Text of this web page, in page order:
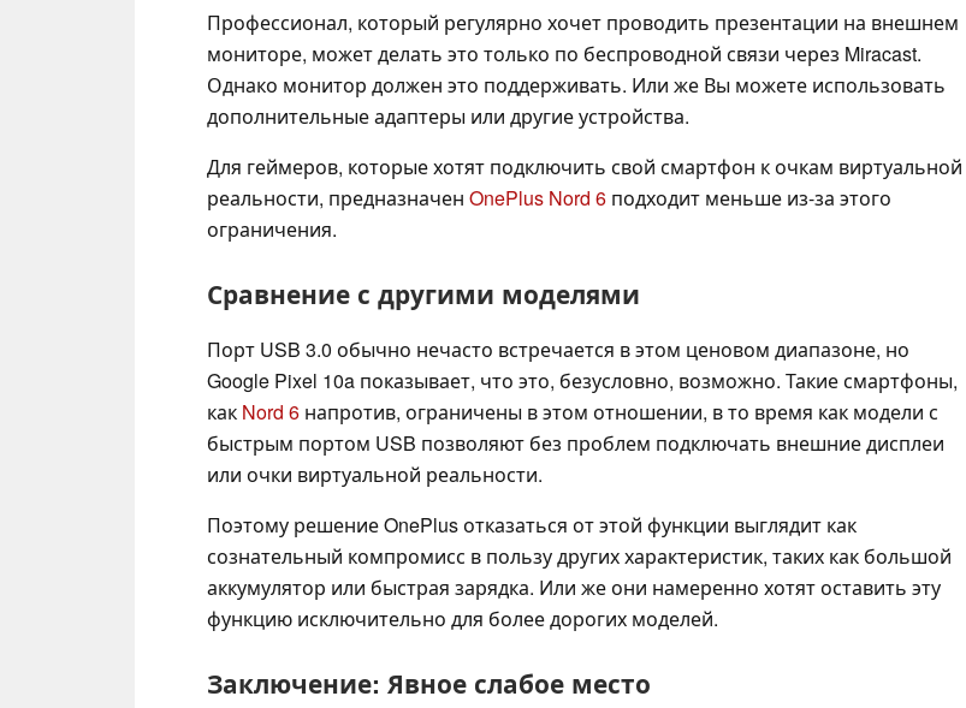
Профессионал, который регулярно хочет проводить презентации на внешнем
мониторе, может делать это только по беспроводной связи через Miracast.
Однако монитор должен это поддерживать. Или же Вы можете использовать
дополнительные адаптеры или другие устройства.
Для геймеров, которые хотят подключить свой смартфон к очкам виртуальной
реальности, предназначен OnePlus Nord 6 подходит меньше из-за этого
ограничения.
Сравнение с другими моделями
Порт USB 3.0 обычно нечасто встречается в этом ценовом диапазоне, но
Google Pixel 10a показывает, что это, безусловно, возможно. Такие смартфоны,
как Nord 6 напротив, ограничены в этом отношении, в то время как модели с
быстрым портом USB позволяют без проблем подключать внешние дисплеи
или очки виртуальной реальности.
Поэтому решение OnePlus отказаться от этой функции выглядит как
сознательный компромисс в пользу других характеристик, таких как большой
аккумулятор или быстрая зарядка. Или же они намеренно хотят оставить эту
функцию исключительно для более дорогих моделей.
Заключение: Явное слабое место